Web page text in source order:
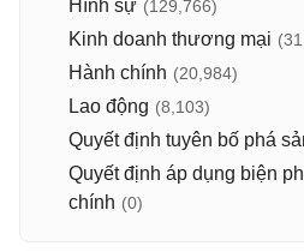
Hình sự (129,766)
Kinh doanh thương mại
Hành chính (20,984)
Lao động (8,103)
Quyết định tuyên bố phá
Quyết định áp dụng biện
chính (0)